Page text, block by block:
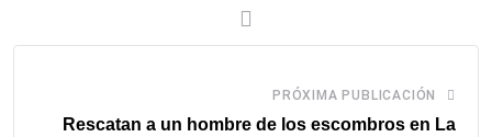
PRÓXIMA PUBLICACIÓN
Rescatan a un hombre de los escombros en La